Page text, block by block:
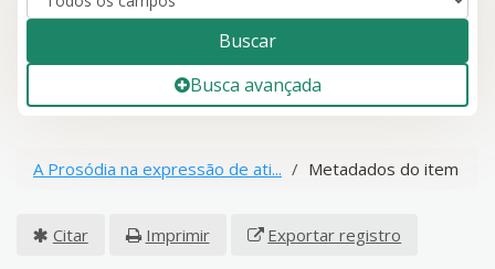
Buscar
Busca avançada
A Prosódia na expressão de ati... Metadados do item
Citar Imprimir Exportar registro